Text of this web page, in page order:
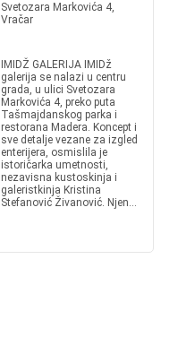
Svetozara Markovića 4,
Vračar
IMIDŽ GALERIJA IMIDž
galerija se nalazi u centru
grada, u ulici Svetozara
Markovića 4, preko puta
Tašmajdanskog parka i
restorana Madera. Koncept i
sve detalje vezane za izgled
enterijera, osmislila je
istoričarka umetnosti,
nezavisna kustoskinja i
galeristkinja Kristina
Stefanović Živanović. Njen...